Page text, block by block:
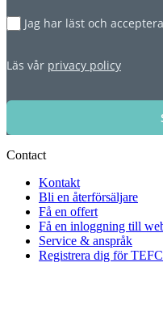
Jag har läst och
Läs vår privacy policy
Contact
Kontakt
Bli en återförsäljare
Få en offert
Få en inloggning till
Service & anspråk
Registrera dig för